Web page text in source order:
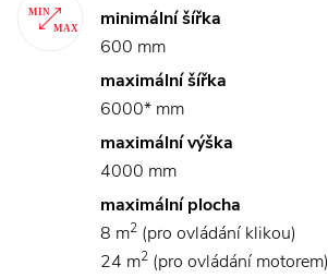
minimální šířka
600 mm
maximální šířka
6000* mm
maximální výška
4000 mm
maximální plocha
8 m2 (pro ovládání klikou)
24 m2 (pro ovládání motorem)